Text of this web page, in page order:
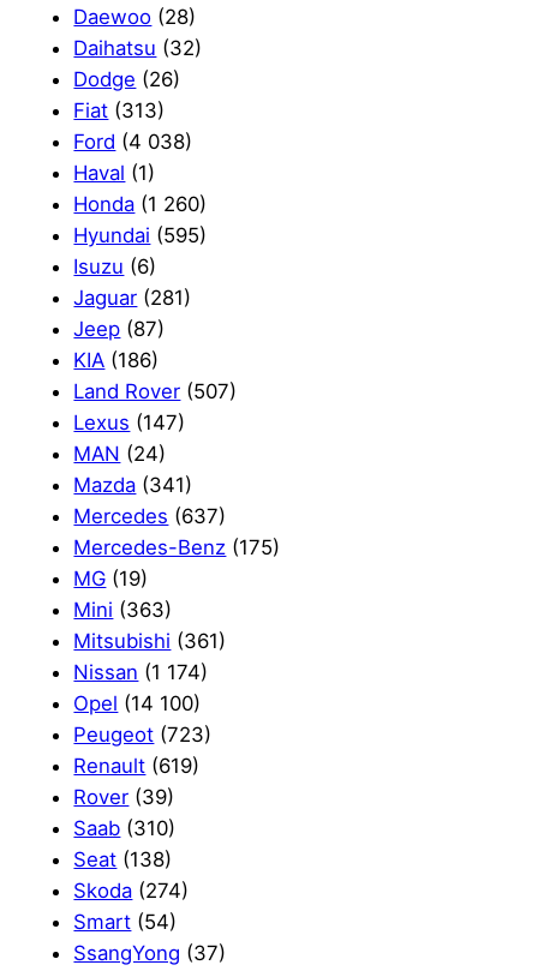
Daewoo (28)
Daihatsu (32)
Dodge (26)
Fiat (313)
Ford (4 038)
Haval (1)
Honda (1 260)
Hyundai (595)
Isuzu (6)
Jaguar (281)
Jeep (87)
KIA (186)
Land Rover (507)
Lexus (147)
MAN (24)
Mazda (341)
Mercedes (637)
Mercedes-Benz (175)
MG (19)
Mini (363)
Mitsubishi (361)
Nissan (1 174)
Opel (14 100)
Peugeot (723)
Renault (619)
Rover (39)
Saab (310)
Seat (138)
Skoda (274)
Smart (54)
SsangYong (37)